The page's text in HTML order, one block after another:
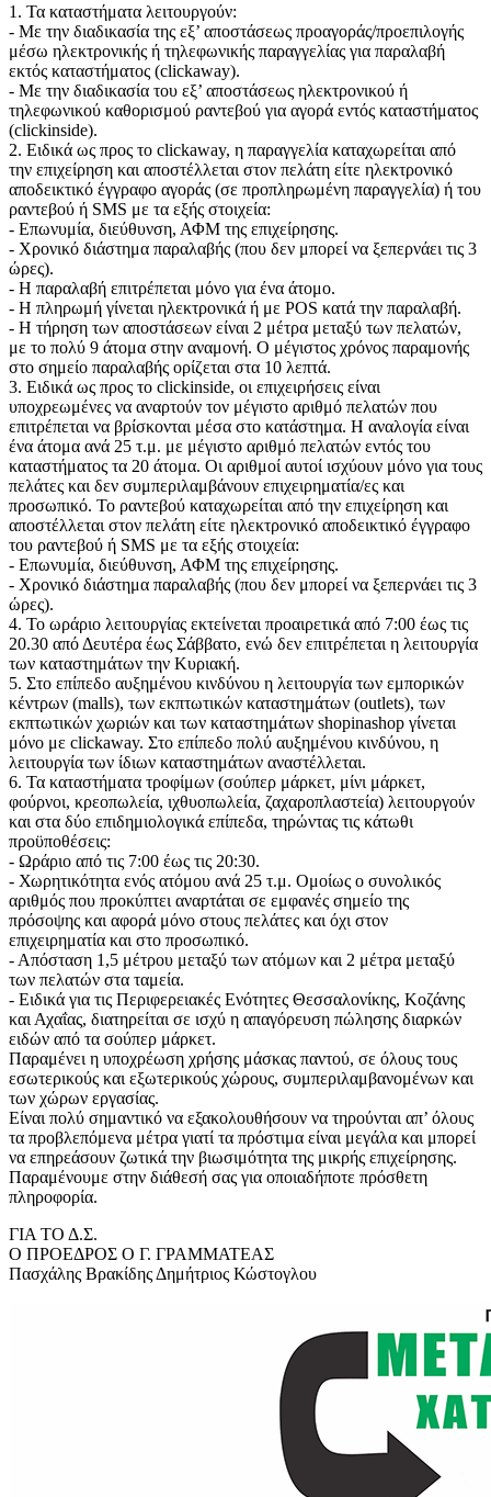
1. Τα καταστήματα λειτουργούν:
- Με την διαδικασία της εξ’ αποστάσεως προαγοράς/προεπιλογής
μέσω ηλεκτρονικής ή τηλεφωνικής παραγγελίας για παραλαβή
εκτός καταστήματος (clickaway).
- Με την διαδικασία του εξ’ αποστάσεως ηλεκτρονικού ή
τηλεφωνικού καθορισμού ραντεβού για αγορά εντός καταστήματος
(clickinside).
2. Ειδικά ως προς το clickaway, η παραγγελία καταχωρείται από
την επιχείρηση και αποστέλλεται στον πελάτη είτε ηλεκτρονικό
αποδεικτικό έγγραφο αγοράς (σε προπληρωμένη παραγγελία) ή του
ραντεβού ή SMS με τα εξής στοιχεία:
- Επωνυμία, διεύθυνση, ΑΦΜ της επιχείρησης.
- Χρονικό διάστημα παραλαβής (που δεν μπορεί να ξεπερνάει τις 3
ώρες).
- Η παραλαβή επιτρέπεται μόνο για ένα άτομο.
- Η πληρωμή γίνεται ηλεκτρονικά ή με POS κατά την παραλαβή.
- Η τήρηση των αποστάσεων είναι 2 μέτρα μεταξύ των πελατών,
με το πολύ 9 άτομα στην αναμονή. Ο μέγιστος χρόνος παραμονής
στο σημείο παραλαβής ορίζεται στα 10 λεπτά.
3. Ειδικά ως προς το clickinside, οι επιχειρήσεις είναι
υποχρεωμένες να αναρτούν τον μέγιστο αριθμό πελατών που
επιτρέπεται να βρίσκονται μέσα στο κατάστημα. Η αναλογία είναι
ένα άτομα ανά 25 τ.μ. με μέγιστο αριθμό πελατών εντός του
καταστήματος τα 20 άτομα. Οι αριθμοί αυτοί ισχύουν μόνο για τους
πελάτες και δεν συμπεριλαμβάνουν επιχειρηματία/ες και
προσωπικό. Το ραντεβού καταχωρείται από την επιχείρηση και
αποστέλλεται στον πελάτη είτε ηλεκτρονικό αποδεικτικό έγγραφο
του ραντεβού ή SMS με τα εξής στοιχεία:
- Επωνυμία, διεύθυνση, ΑΦΜ της επιχείρησης.
- Χρονικό διάστημα παραλαβής (που δεν μπορεί να ξεπερνάει τις 3
ώρες).
4. Το ωράριο λειτουργίας εκτείνεται προαιρετικά από 7:00 έως τις
20.30 από Δευτέρα έως Σάββατο, ενώ δεν επιτρέπεται η λειτουργία
των καταστημάτων την Κυριακή.
5. Στο επίπεδο αυξημένου κινδύνου η λειτουργία των εμπορικών
κέντρων (malls), των εκπτωτικών καταστημάτων (outlets), των
εκπτωτικών χωριών και των καταστημάτων shopinashop γίνεται
μόνο με clickaway. Στο επίπεδο πολύ αυξημένου κινδύνου, η
λειτουργία των ίδιων καταστημάτων αναστέλλεται.
6. Τα καταστήματα τροφίμων (σούπερ μάρκετ, μίνι μάρκετ,
φούρνοι, κρεοπωλεία, ιχθυοπωλεία, ζαχαροπλαστεία) λειτουργούν
και στα δύο επιδημιολογικά επίπεδα, τηρώντας τις κάτωθι
προϋποθέσεις:
- Ωράριο από τις 7:00 έως τις 20:30.
- Χωρητικότητα ενός ατόμου ανά 25 τ.μ. Ομοίως ο συνολικός
αριθμός που προκύπτει αναρτάται σε εμφανές σημείο της
πρόσοψης και αφορά μόνο στους πελάτες και όχι στον
επιχειρηματία και στο προσωπικό.
- Απόσταση 1,5 μέτρου μεταξύ των ατόμων και 2 μέτρα μεταξύ
των πελατών στα ταμεία.
- Ειδικά για τις Περιφερειακές Ενότητες Θεσσαλονίκης, Κοζάνης
και Αχαΐας, διατηρείται σε ισχύ η απαγόρευση πώλησης διαρκών
ειδών από τα σούπερ μάρκετ.
Παραμένει η υποχρέωση χρήσης μάσκας παντού, σε όλους τους
εσωτερικούς και εξωτερικούς χώρους, συμπεριλαμβανομένων και
των χώρων εργασίας.
Είναι πολύ σημαντικό να εξακολουθήσουν να τηρούνται απ’ όλους
τα προβλεπόμενα μέτρα γιατί τα πρόστιμα είναι μεγάλα και μπορεί
να επηρεάσουν ζωτικά την βιωσιμότητα της μικρής επιχείρησης.
Παραμένουμε στην διάθεσή σας για οποιαδήποτε πρόσθετη
πληροφορία.
ΓΙΑ ΤΟ Δ.Σ.
Ο ΠΡΟΕΔΡΟΣ Ο Γ. ΓΡΑΜΜΑΤΕΑΣ
Πασχάλης Βρακίδης Δημήτριος Κώστογλου